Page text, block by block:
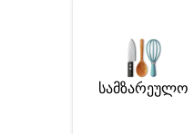
სამზარეულო